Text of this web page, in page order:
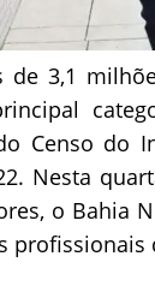
3,1
Censo do
Nesta
o Bahia
profissionais